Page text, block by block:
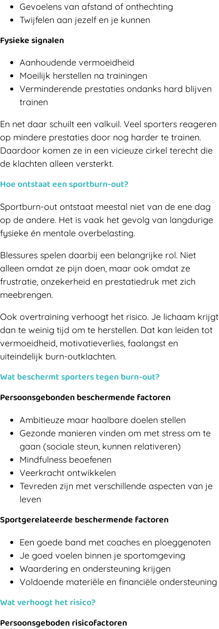
Gevoelens van afstand of onthechting
Twijfelen aan jezelf en je kunnen
Fysieke signalen
Aanhoudende vermoeidheid
Moeilijk herstellen na trainingen
Verminderende prestaties ondanks hard blijven
trainen
En net daar schuilt een valkuil. Veel sporters reageren
op mindere prestaties door nog harder te trainen.
Daardoor komen ze in een vicieuze cirkel terecht die
de klachten alleen versterkt.
Hoe ontstaat een sportburn-out?
Sportburn-out ontstaat meestal niet van de ene dag
op de andere. Het is vaak het gevolg van langdurige
fysieke én mentale overbelasting.
Blessures spelen daarbij een belangrijke rol. Niet
alleen omdat ze pijn doen, maar ook omdat ze
frustratie, onzekerheid en prestatiedruk met zich
meebrengen.
Ook overtraining verhoogt het risico. Je lichaam krijgt
dan te weinig tijd om te herstellen. Dat kan leiden tot
vermoeidheid, motivatieverlies, faalangst en
uiteindelijk burn-outklachten.
Wat beschermt sporters tegen burn-out?
Persoonsgebonden beschermende factoren
Ambitieuze maar haalbare doelen stellen
Gezonde manieren vinden om met stress om te
gaan (sociale steun, kunnen relativeren)
Mindfulness beoefenen
Veerkracht ontwikkelen
Tevreden zijn met verschillende aspecten van je
leven
Sportgerelateerde beschermende factoren
Een goede band met coaches en ploeggenoten
Je goed voelen binnen je sportomgeving
Waardering en ondersteuning krijgen
Voldoende materiële en financiële ondersteuning
Wat verhoogt het risico?
Persoonsgeboden risicofactoren